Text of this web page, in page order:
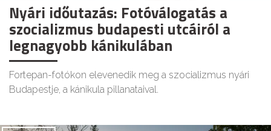
Nyári időutazás: Fotóválogatás a
szocializmus budapesti utcáiról a
legnagyobb kánikulában
Fortepan-fotókon elevenedik meg a szocializmus nyári
Budapestje, a kánikula pillanataival.